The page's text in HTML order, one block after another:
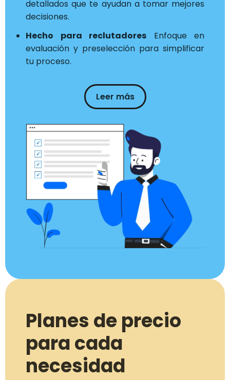
detallados que te ayudan a tomar mejores
decisiones.
Hecho para reclutadores Enfoque en
evaluación y preselección para simplificar
tu proceso.
Leer más
Planes de precio
para cada
necesidad